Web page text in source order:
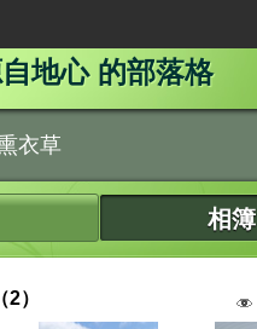
地心 的部落格
衣草
相簿
）